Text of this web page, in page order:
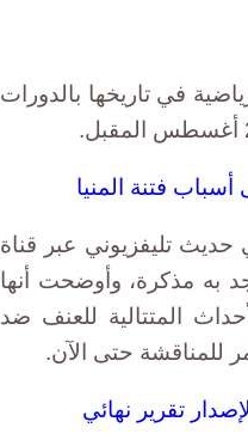
في أكبر بعثة رياضية في تاريخها بالدورات
فتنة المنيا
حديث تليفزيوني عبر قناة
به مذكرة، وأوضحت أنها
المتتالية للعنف ضد
للمناقشة حتى الآن.
تقرير نهائي